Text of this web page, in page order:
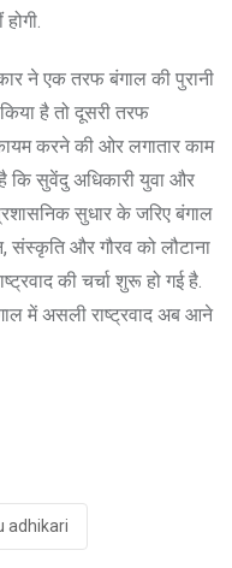
ने एक तरफ बंगाल की पुरानी
है तो दूसरी तरफ
करने की ओर लगातार काम
कि सुवेंदु अधिकारी युवा और
सुधार के जरिए बंगाल
संस्कृति और गौरव को लौटाना
की चर्चा शुरू हो गई है.
में असली राष्ट्रवाद अब आने
adhikari